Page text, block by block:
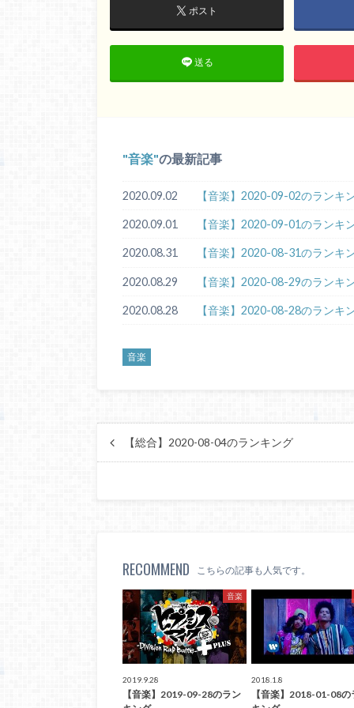
ポスト
送る
音楽 の最新記事
2020.09.02 【音楽】2020-09-02のランキ
2020.09.01 【音楽】2020-09-01のランキ
2020.08.31 【音楽】2020-08-31のランキ
2020.08.29 【音楽】2020-08-29のランキ
2020.08.28 【音楽】2020-08-28のランキ
音楽
【総合】2020-08-04のランキング
RECOMMEND こちらの記事も人気です。
音楽
2019.9.28
【音楽】2019-09-28のラン
2018.1.8
【音楽】2018-01-08の